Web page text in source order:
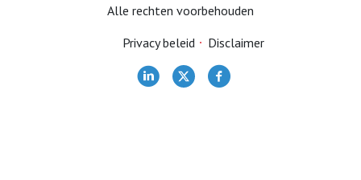
Voordeel voor leden
Terugblikken
Alle rechten voorbehouden
Privacy beleid
Disclaimer